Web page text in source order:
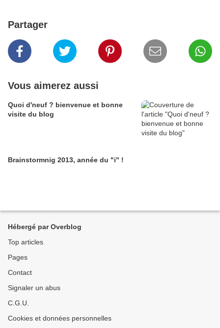
Partager
Vous aimerez aussi
Quoi d'neuf ? bienvenue et bonne
visite du blog
Brainstormnig 2013, année du "i" !
Hébergé par Overblog
Top articles
Pages
Contact
Signaler un abus
C.G.U.
Cookies et données personnelles